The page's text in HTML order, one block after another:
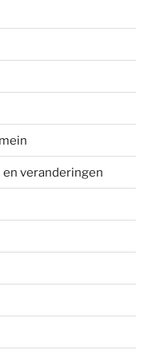
veranderingen